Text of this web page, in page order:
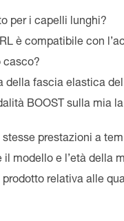
per i capelli lunghi?
è compatibile con
casco?
della fascia elastica
BOOST sulla mia
prestazioni a
modello e l’età della
relativa alle